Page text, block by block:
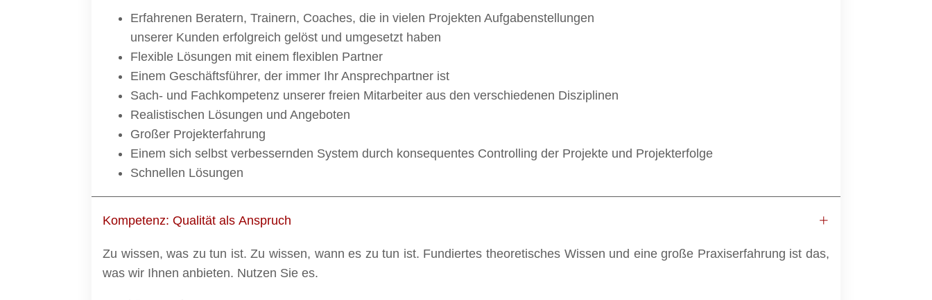
Erfahrenen Beratern, Trainern, Coaches, die in vielen Projekten Aufgabenstellungen
unserer Kunden erfolgreich gelöst und umgesetzt haben
Flexible Lösungen mit einem flexiblen Partner
Einem Geschäftsführer, der immer Ihr Ansprechpartner ist
Sach- und Fachkompetenz unserer freien Mitarbeiter aus den verschiedenen Disziplinen
Realistischen Lösungen und Angeboten
Großer Projekterfahrung
Einem sich selbst verbessernden System durch konsequentes Controlling der Projekte und Projekterfolge
Schnellen Lösungen
Kompetenz: Qualität als Anspruch
Zu wissen, was zu tun ist. Zu wissen, wann es zu tun ist. Fundiertes theoretisches Wissen und eine große Praxiserfahrung ist das,
was wir Ihnen anbieten. Nutzen Sie es.